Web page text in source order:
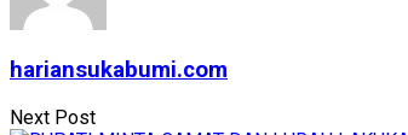
hariansukabumi.com
Next Post